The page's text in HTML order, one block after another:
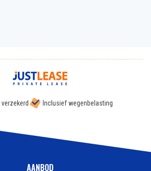
Inclusief wegenbelasting
AANBOD